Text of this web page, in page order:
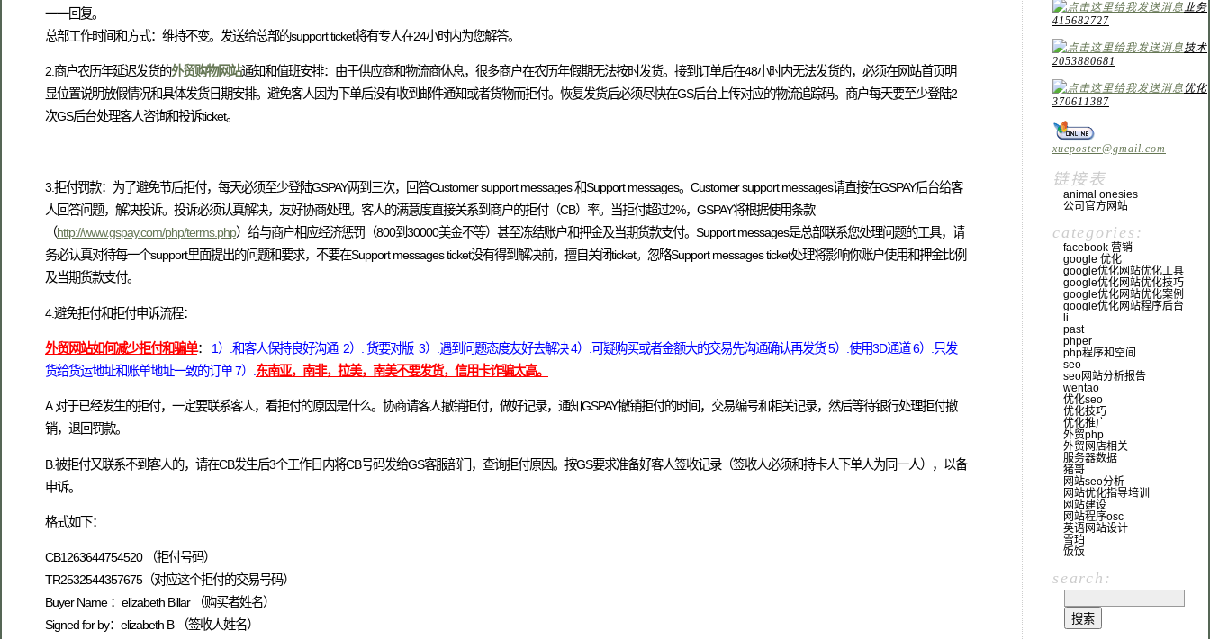
一一回复。
总部工作时间和方式：维持不变。发送给总部的support ticket将有专人在24小时内为您解答。
2.商户农历年延迟发货的外贸购物网站通知和值班安排：由于供应商和物流商休息，很多商户在农历年假期无法按时发货。接到订单后在48小时内无法发货的，必须在网站首页明
显位置说明放假情况和具体发货日期安排。避免客人因为下单后没有收到邮件通知或者货物而拒付。恢复发货后必须尽快在GS后台上传对应的物流追踪码。商户每天要至少登陆2
次GS后台处理客人咨询和投诉ticket。
3.拒付罚款：为了避免节后拒付，每天必须至少登陆GSPAY两到三次，回答Customer support messages 和Support messages。Customer support messages请直接在GSPAY后台给客
人回答问题，解决投诉。投诉必须认真解决，友好协商处理。客人的满意度直接关系到商户的拒付（CB）率。当拒付超过2%，GSPAY将根据使用条款
（http://www.gspay.com/php/terms.php）给与商户相应经济惩罚（800到30000美金不等）甚至冻结账户和押金及当期货款支付。Support messages是总部联系您处理问题的工具，请
务必认真对待每一个support里面提出的问题和要求，不要在Support messages ticket没有得到解决前，擅自关闭ticket。忽略Support messages ticket处理将影响你账户使用和押金比例
及当期货款支付。
4.避免拒付和拒付申诉流程：
外贸网站如何减少拒付和骗单： 1）.和客人保持良好沟通 2）. 货要对版 3）.遇到问题态度友好去解决 4）.可疑购买或者金额大的交易先沟通确认再发货 5）.使用3D通道 6）.只发
货给货运地址和账单地址一致的订单 7）. 东南亚，南非，拉美，南美不要发货，信用卡诈骗太高。
A.对于已经发生的拒付，一定要联系客人，看拒付的原因是什么。协商请客人撤销拒付，做好记录，通知GSPAY撤销拒付的时间，交易编号和相关记录，然后等待银行处理拒付撤
销，退回罚款。
B.被拒付又联系不到客人的，请在CB发生后3个工作日内将CB号码发给GS客服部门，查询拒付原因。按GS要求准备好客人签收记录（签收人必须和持卡人下单人为同一人），以备
申诉。
格式如下：
CB1263644754520 （拒付号码）
TR2532544357675（对应这个拒付的交易号码）
Buyer Name ：elizabeth Billar （购买者姓名）
Signed for by：elizabeth B （签收人姓名）
业务
415682727
技术
2053880681
优化
370611387
xueposter@gmail.com
链接表
animal onesies
公司官方网站
categories:
facebook 营销
google 优化
google优化网站优化工具
google优化网站优化技巧
google优化网站优化案例
google优化网站程序后台
li
past
phper
php程序和空间
seo
seo网站分析报告
wentao
优化seo
优化技巧
优化推广
外贸php
外贸网店相关
服务器数据
猪哥
网站seo分析
网站优化指导培训
网站建设
网站程序osc
英语网站设计
雪珀
饭饭
search: